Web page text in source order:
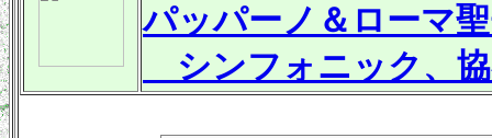
パッパーノ＆ローマ
シンフォニック、